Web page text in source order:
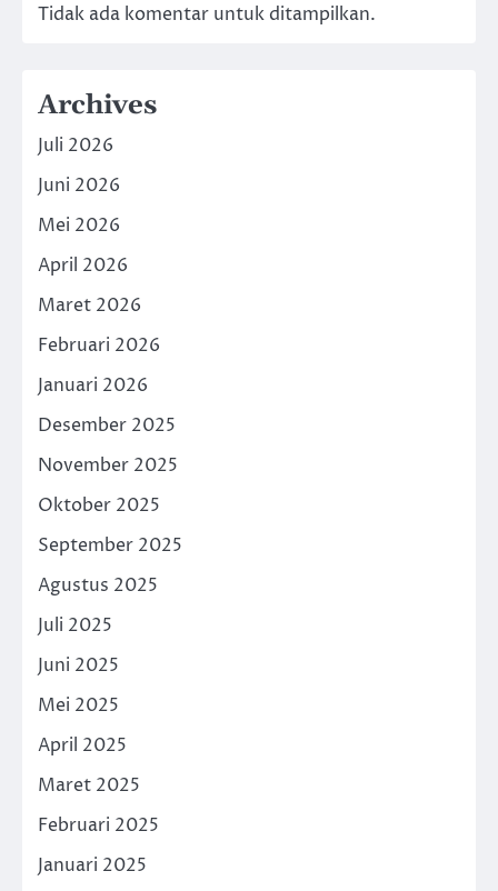
Tidak ada komentar untuk ditampilkan.
Archives
Juli 2026
Juni 2026
Mei 2026
April 2026
Maret 2026
Februari 2026
Januari 2026
Desember 2025
November 2025
Oktober 2025
September 2025
Agustus 2025
Juli 2025
Juni 2025
Mei 2025
April 2025
Maret 2025
Februari 2025
Januari 2025